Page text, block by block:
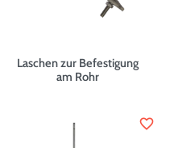
Laschen zur Befestigung
am Rohr
favorite_border